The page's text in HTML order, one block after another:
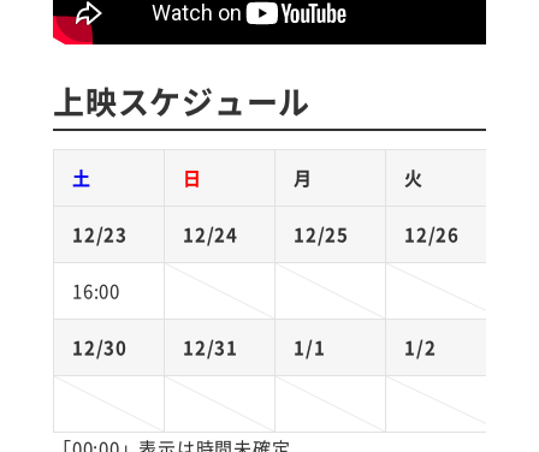
上映スケジュール
土 日 月 火
12/23 12/24 12/25 12/26
16:00
12/30 12/31 1/1 1/2